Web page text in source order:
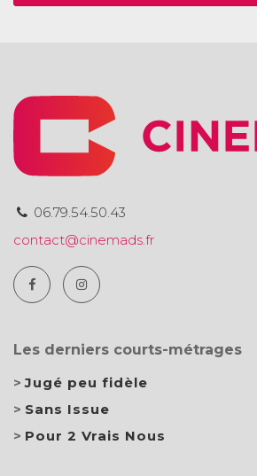
06.79.54.50.43
contact@cinemads.fr
Les derniers courts-métrages
Jugé peu fidèle
Sans Issue
Pour 2 Vrais Nous